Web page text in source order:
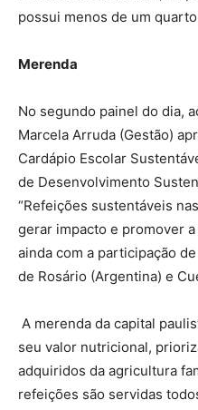
possui menos de um
Merenda
No segundo painel do dia,
Marcela Arruda (Gestão)
Cardápio Escolar
de Desenvolvimento
“Refeições sustentáveis
gerar impacto e promover
ainda com a participação
de Rosário (Argentina) e
A merenda da capital
seu valor nutricional,
adquiridos da agricultura
refeições são servidas